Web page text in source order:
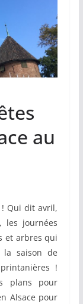
au
Qui dit avril,
les journées
et arbres qui
la saison de
!
plans pour
Alsace pour